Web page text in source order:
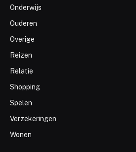
Onderwijs
Ouderen
Overige
Reizen
Relatie
Shopping
Spelen
Verzekeringen
Wonen